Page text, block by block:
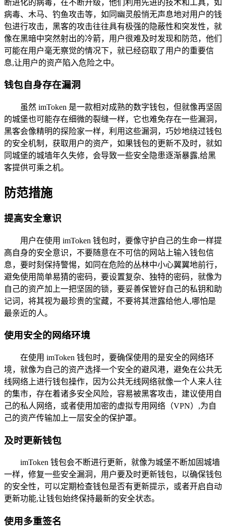
断进化的病毒，在不断升级，他们利用先进的技术和工具，如
病毒、木马、钓鱼攻击等，如同幽灵般悄无声息地对用户的钱
包进行攻击，黑客的攻击往往具有极强的隐蔽性和突发性，就
像在黑暗中突然射出的冷箭，用户很难及时发现和防范，他们
可能在用户毫无察觉的情况下，就已经窃取了用户的重要信
息,让用户的资产陷入危险之中。
钱包自身存在漏洞
虽然 imToken 是一款相对成熟的数字钱包，但就像再坚固
的城堡也可能存在细微的裂缝一样，它也难免存在一些漏洞，
黑客会像精明的探险家一样，利用这些漏洞，巧妙地绕过钱包
的安全机制，获取用户的资产，如果钱包的更新不及时，就如
同城堡的城墙年久失修，会导致一些安全隐患逐渐暴露,给黑
客提供可乘之机。
防范措施
提高安全意识
用户在使用 imToken 钱包时，要像守护自己的生命一样提
高自身的安全意识，不要随意在不可信的网站上输入钱包信
息，要时刻保持警惕，如同在危险的丛林中小心翼翼地前行，
避免使用简单易猜的密码，要设置复杂、独特的密码，就像为
自己的资产加上一把坚固的锁，要妥善保管好自己的私钥和助
记词，将其视为最珍贵的宝藏，不要将其泄露给他人,哪怕是
最亲近的人。
使用安全的网络环境
在使用 imToken 钱包时，要确保使用的是安全的网络环
境，就像为自己的资产选择一个安全的避风港，避免在公共无
线网络上进行钱包操作，因为公共无线网络就像一个人来人往
的集市，存在着诸多安全风险，容易被黑客攻击，建议使用自
己的私人网络，或者使用加密的虚拟专用网络（VPN）,为自
己的资产传输加上一层安全的保护罩。
及时更新钱包
imToken 钱包会不断进行更新，就像为城堡不断加固城墙
一样，修复一些安全漏洞，用户要及时更新钱包，以确保钱包
的安全性，可以定期检查钱包是否有更新提示，或者开启自动
更新功能,让钱包始终保持最新的安全状态。
使用多重签名